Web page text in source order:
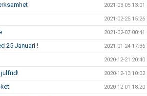
2021-03-05 13:01
2021-02-25 15:26
2021-02-07 00:41
25 Januari ! 2021-01-24 17:36
2020-12-21 20:40
julfrid! 2020-12-13 10:02
2020-12-01 18:20